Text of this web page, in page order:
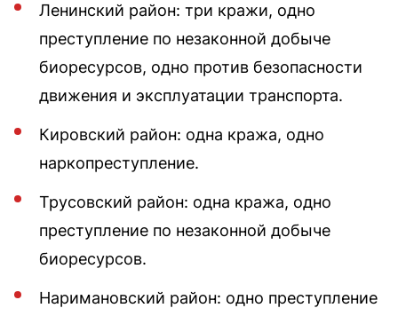
Ленинский район: три кражи, одно
преступление по незаконной добыче
биоресурсов, одно против безопасности
движения и эксплуатации транспорта.
Кировский район: одна кража, одно
наркопреступление.
Трусовский район: одна кража, одно
преступление по незаконной добыче
биоресурсов.
Наримановский район: одно преступление